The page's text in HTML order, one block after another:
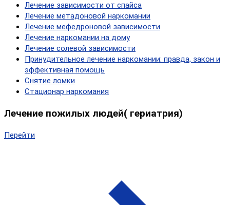
Лечение зависимости от спайса
Лечение метадоновой наркомании
Лечение мефедроновой зависимости
Лечение наркомании на дому
Лечение солевой зависимости
Принудительное лечение наркомании: правда, закон и
эффективная помощь
Снятие ломки
Стационар наркомания
Лечение пожилых людей( гериатрия)
Перейти